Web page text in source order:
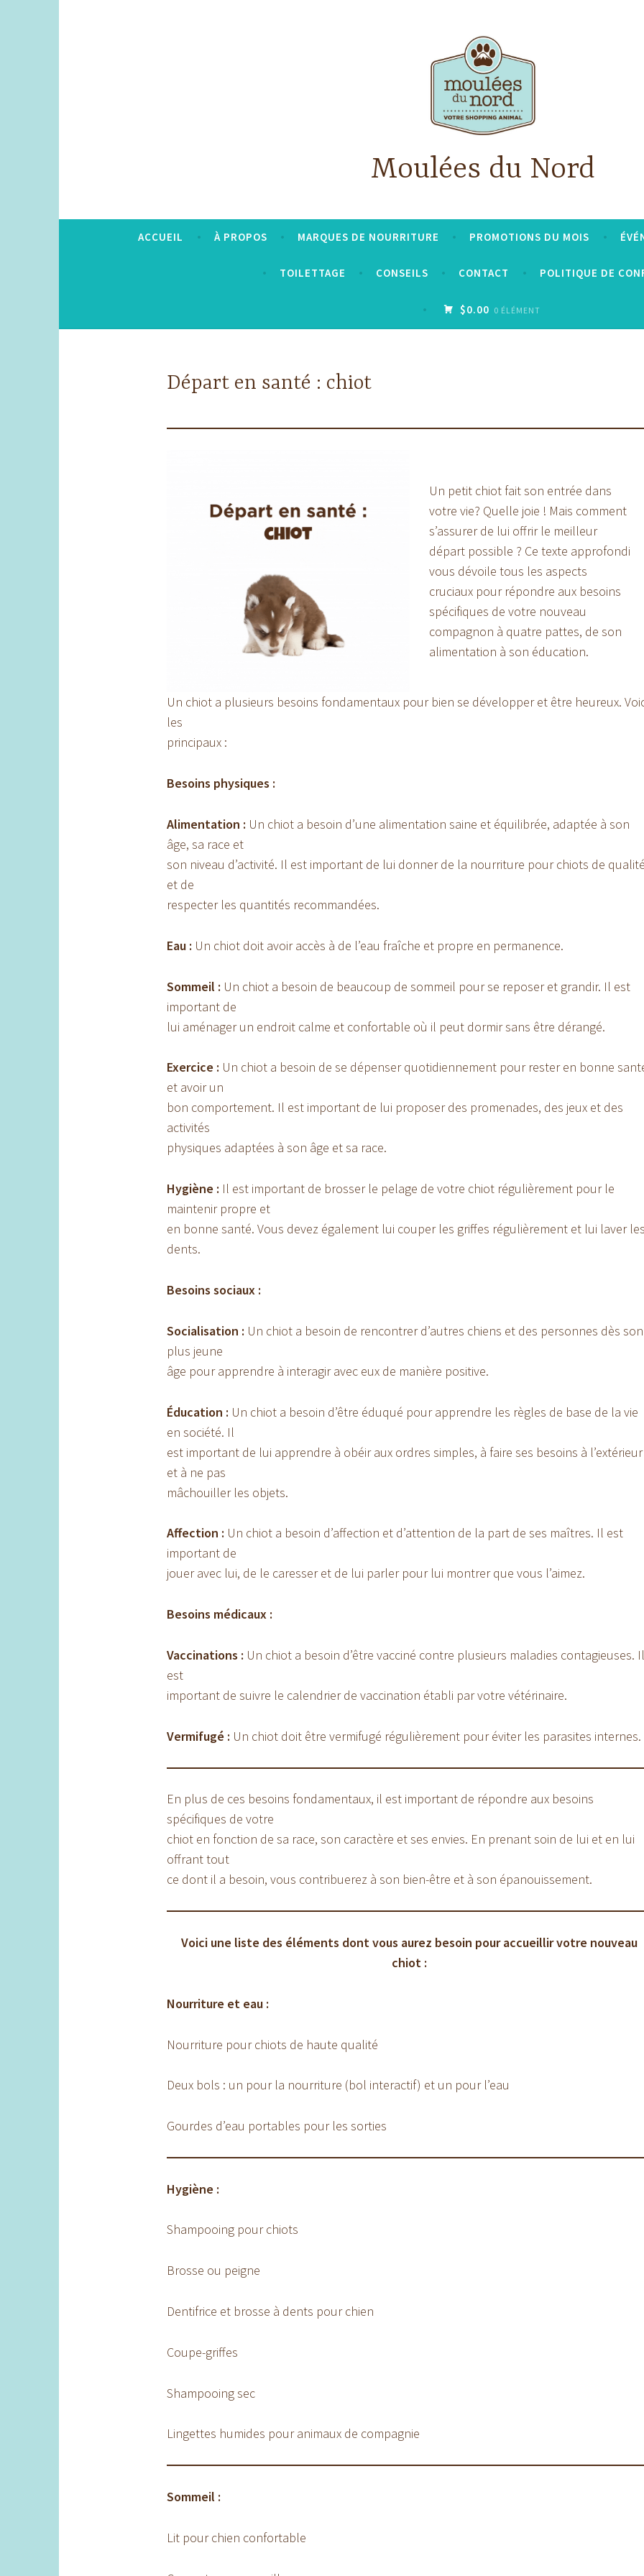
Moulées du Nord
ACCUEIL À PROPOS MARQUES DE NOURRITURE PROMOTIONS DU MOIS
TOILETTAGE CONSEILS CONTACT POLITIQUE DE
$0.00 0 ÉLÉMENT
Départ en santé : chiot
Un petit chiot fait son entrée dans
votre vie? Quelle joie ! Mais comment
s’assurer de lui offrir le meilleur
départ possible ? Ce texte approfondi
vous dévoile tous les aspects
cruciaux pour répondre aux besoins
spécifiques de votre nouveau
compagnon à quatre pattes, de son
alimentation à son éducation.
Un chiot a plusieurs besoins fondamentaux pour bien se développer et être heureux.
les
principaux :
Besoins physiques :
Alimentation : Un chiot a besoin d’une alimentation saine et équilibrée, adaptée à son
âge, sa race et
son niveau d’activité. Il est important de lui donner de la nourriture pour chiots de
et de
respecter les quantités recommandées.
Eau : Un chiot doit avoir accès à de l’eau fraîche et propre en permanence.
Sommeil : Un chiot a besoin de beaucoup de sommeil pour se reposer et grandir. Il est
important de
lui aménager un endroit calme et confortable où il peut dormir sans être dérangé.
Exercice : Un chiot a besoin de se dépenser quotidiennement pour rester en bonne
et avoir un
bon comportement. Il est important de lui proposer des promenades, des jeux et des
activités
physiques adaptées à son âge et sa race.
Hygiène : Il est important de brosser le pelage de votre chiot régulièrement pour le
maintenir propre et
en bonne santé. Vous devez également lui couper les griffes régulièrement et lui laver
dents.
Besoins sociaux :
Socialisation : Un chiot a besoin de rencontrer d’autres chiens et des personnes dès son
plus jeune
âge pour apprendre à interagir avec eux de manière positive.
Éducation : Un chiot a besoin d’être éduqué pour apprendre les règles de base de la vie
en société. Il
est important de lui apprendre à obéir aux ordres simples, à faire ses besoins à l’extérieur
et à ne pas
mâchouiller les objets.
Affection : Un chiot a besoin d’affection et d’attention de la part de ses maîtres. Il est
important de
jouer avec lui, de le caresser et de lui parler pour lui montrer que vous l’aimez.
Besoins médicaux :
Vaccinations : Un chiot a besoin d’être vacciné contre plusieurs maladies contagieuses. Il
est
important de suivre le calendrier de vaccination établi par votre vétérinaire.
Vermifugé : Un chiot doit être vermifugé régulièrement pour éviter les parasites internes.
En plus de ces besoins fondamentaux, il est important de répondre aux besoins
spécifiques de votre
chiot en fonction de sa race, son caractère et ses envies. En prenant soin de lui et en lui
offrant tout
ce dont il a besoin, vous contribuerez à son bien-être et à son épanouissement.
Voici une liste des éléments dont vous aurez besoin pour accueillir votre nouveau
chiot :
Nourriture et eau :
Nourriture pour chiots de haute qualité
Deux bols : un pour la nourriture (bol interactif) et un pour l’eau
Gourdes d’eau portables pour les sorties
Hygiène :
Shampooing pour chiots
Brosse ou peigne
Dentifrice et brosse à dents pour chien
Coupe-griffes
Shampooing sec
Lingettes humides pour animaux de compagnie
Sommeil :
Lit pour chien confortable